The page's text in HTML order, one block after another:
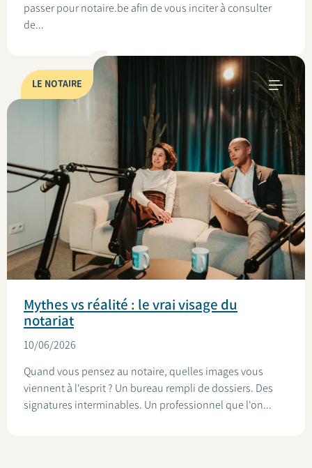
passer pour notaire.be afin de vous inciter à consulter
de...
LE NOTAIRE
Mythes vs réalité : le vrai visage du
notariat
10/06/2026
Quand vous pensez au notaire, quelles images vous
viennent à l'esprit ? Un bureau rempli de dossiers. Des
signatures interminables. Un professionnel que l'on...